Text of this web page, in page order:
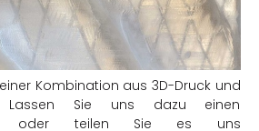
Kombination aus 3D-Druck und
Lassen Sie uns dazu einen
oder teilen Sie es uns